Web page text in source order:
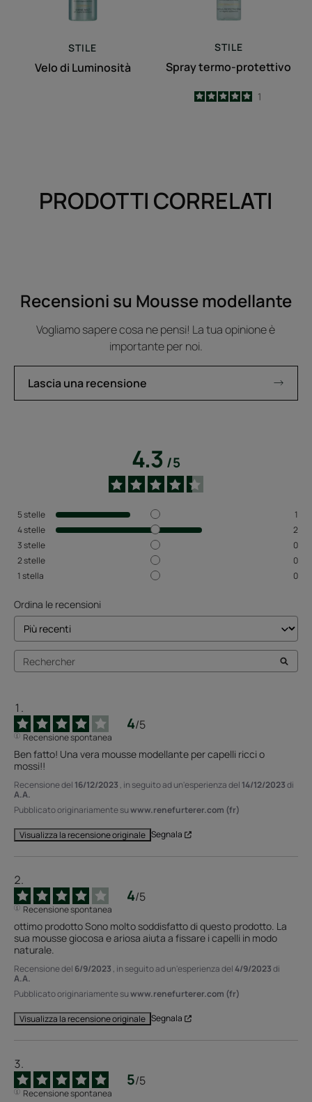
STILE
Velo di Luminosità
STILE
Spray termo-protettivo
5/51
PRODOTTI CORRELATI
Recensioni su Mousse modellante
Vogliamo sapere cosa ne pensi! La tua opinione è
importante per noi.
Lascia una recensione
4.3/5
5stelle
1
4stelle
2
3stelle
0
2stelle
0
1stella 0
Ordina le recensioni
4/5
Recensione spontanea
Ben fatto! Una vera mousse modellante per capelli ricci o
mossi!!
Recensione del 16/12/2023 , in seguito ad un'esperienza del 14/12/2023di
A.A.
Pubblicato originariamente suwww.renefurterer.com (fr)
Visualizza la recensione originale Segnala
4/5
Recensione spontanea
ottimo prodotto Sono molto soddisfatto di questo prodotto. La
sua mousse giocosa e ariosa aiuta a fissare i capelli in modo
naturale.
Recensione del 6/9/2023 , in seguito ad un'esperienza del4/9/2023di
A.A.
Pubblicato originariamente suwww.renefurterer.com (fr)
Visualizza la recensione originale Segnala
5/5
Recensione spontanea